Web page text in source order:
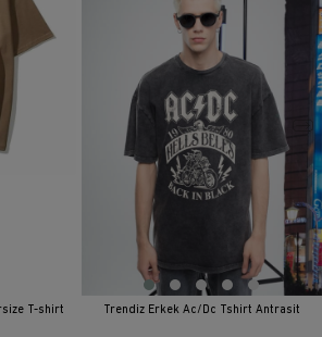
T-shirt
Trendiz Erkek Ac/Dc Tshirt Antrasit